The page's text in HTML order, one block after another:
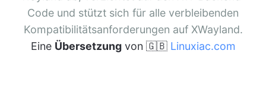
Code und stützt sich für alle verbleibenden
Kompatibilitätsanforderungen auf XWayland.
Eine Übersetzungvon 🇬🇧 Linuxiac.com